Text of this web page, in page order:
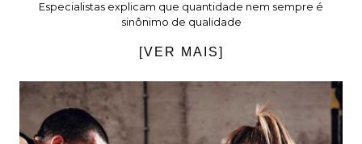
Especialistas explicam que quantidade nem sempre é
sinônimo de qualidade
[VER MAIS]